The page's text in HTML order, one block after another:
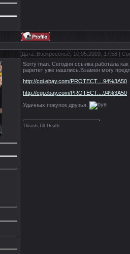
Дата: Воскресенье, 10.05.2009, 17:58 |
Sorry man. Сегодня ссылка работала
раритет уже нашлись.Вэамен могу
http://cgi.ebay.com/PROTECT....94%3A50
http://cgi.ebay.com/PROTECT....94%3A50
Удачных покупок друзья.
Thrash Till Death